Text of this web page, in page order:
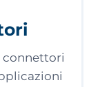
connettori